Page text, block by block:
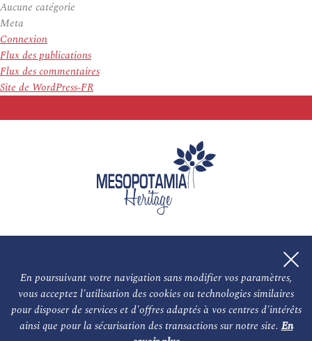
En poursuivant votre navigation sans modifier vos paramètres,
vous acceptez l'utilisation des cookies ou technologies similaires
pour disposer de services et d'offres adaptés à vos centres d'intérêts
ainsi que pour la sécurisation des transactions sur notre site.En
Aucune catégorie
Meta
Connexion
Flux des publications
Flux des commentaires
Site de WordPress-FR
L'association NOS PARTENAIRES
Le conseil scientifique et nos experts Les auteurs